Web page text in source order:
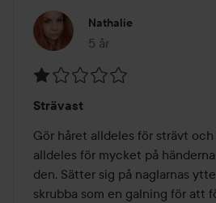
Nathalie
5 år
Inlägget skapades 5 år
1
av
5
Strävast
Gör håret alldeles för strävt och
alldeles för mycket på
den. Sätter sig på naglarnas
skrubba som en galning för att